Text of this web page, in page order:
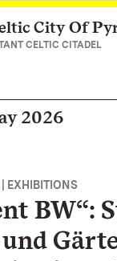
pageCity Of
CELTIC CITADEL
2026
| EXHIBITIONS
BW“: